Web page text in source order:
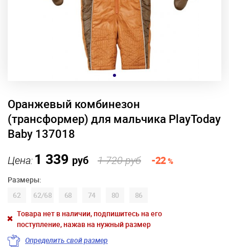
Оранжевый комбинезон
(трансформер) для мальчика PlayToday
Baby 137018
Цена:1 339 руб 1 720 руб -22%
Размеры:
62
62/68 68 74 80
86
Товара нет в наличии, подпишитесь на его
поступление, нажав на нужный размер
Определить свой размер